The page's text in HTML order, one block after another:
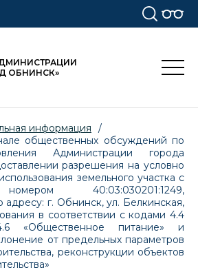
ОБНИНСК»
информация
/
общественных обсуждений по
Администрации города
разрешения на условно
земельного участка с
40:03:030201:1249,
г. Обнинск, ул. Белкинская,
в соответствии с кодами 4.4
«Общественное питание» и
от предельных параметров
реконструкции объектов